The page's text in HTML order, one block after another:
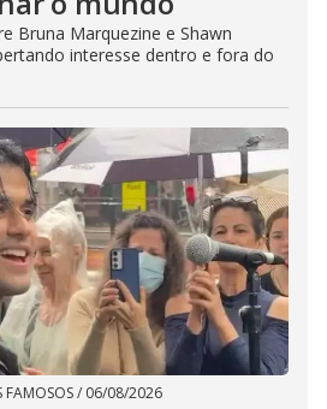
Bruna Marquezine e Shawn
interesse dentro e fora do
FAMOSOS/ 06/08/2026